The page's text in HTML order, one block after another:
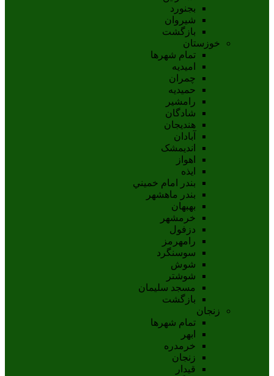
بجنورد
شيروان
بازگشت
خوزستان
تمام شهر‌ها
امیدیه
چمران
حمیدیه
رامشیر
شادگان
هندیجان
آبادان
انديمشک
اهواز
ايذه
بندر امام خميني
بندر ماهشهر
بهبهان
خرمشهر
دزفول
رامهرمز
سوسنگرد
شوش
شوشتر
مسجد سليمان
بازگشت
زنجان
تمام شهر‌ها
ابهر
خرمدره
زنجان
قيدار